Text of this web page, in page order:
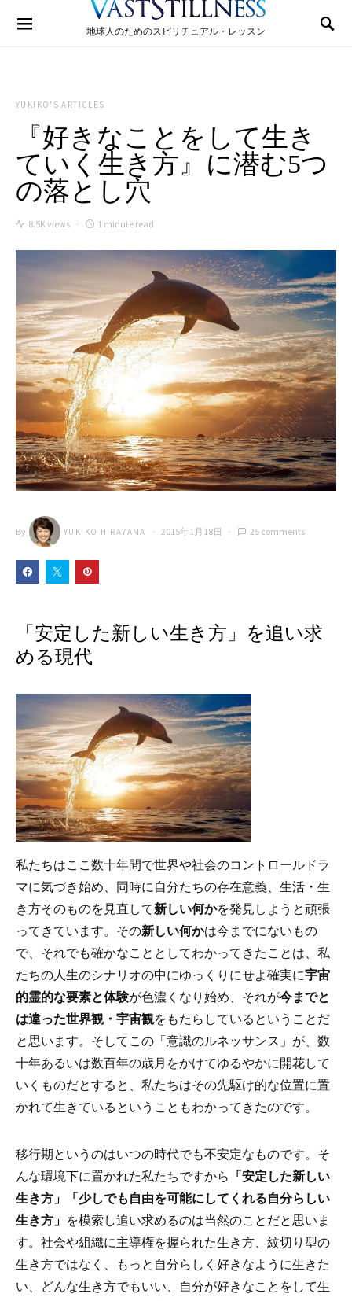
地球人のためのスピリチュアル・レッスン
Search for:
YUKIKO'S ARTICLES
『好きなことをして生き
ていく生き方』に潜む5つ
の落とし穴
8.5K views 1 minute read
By YUKIKO HIRAYAMA 2015年1月18日 25 comments
「安定した新しい生き方」を追い求
める現代
私たちはここ数十年間で世界や社会のコントロールドラ
マに気づき始め、同時に自分たちの存在意義、生活・生
き方そのものを見直して新しい何かを発見しようと頑張
ってきています。その新しい何かは今までにないもの
で、それでも確かなこととしてわかってきたことは、私
たちの人生のシナリオの中にゆっくりにせよ確実に宇宙
的霊的な要素と体験が色濃くなり始め、それが今までと
は違った世界観・宇宙観をもたらしているということだ
と思います。そしてこの「意識のルネッサンス」が、数
十年あるいは数百年の歳月をかけてゆるやかに開花して
いくものだとすると、私たちはその先駆け的な位置に置
かれて生きているということもわかってきたのです。
移行期というのはいつの時代でも不安定なものです。そ
んな環境下に置かれた私たちですから
「安定した新しい
生き方」「少しでも自由を可能にしてくれる自分らしい
生き方」 を模索し追い求めるのは当然のことだと思いま
す。社会や組織に主導権を握られた生き方、紋切り型の
生き方ではなく、もっと自分らしく好きなように生きた
い、どんな生き方でもいい、自分が好きなことをして生